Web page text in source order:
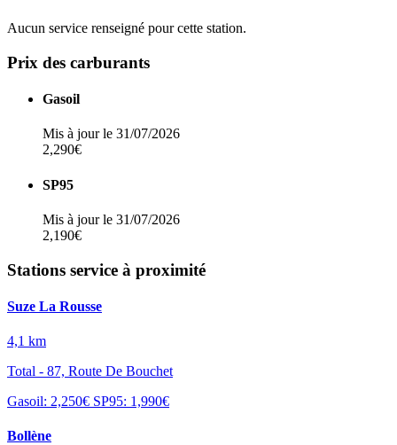
Aucun service renseigné pour cette station.
Prix des carburants
Gasoil
Mis à jour le 31/07/2026
2,290€
SP95
Mis à jour le 31/07/2026
2,190€
Stations service à proximité
Suze La Rousse
4,1 km
Total - 87, Route De Bouchet
Gasoil: 2,250€ SP95: 1,990€
Bollène